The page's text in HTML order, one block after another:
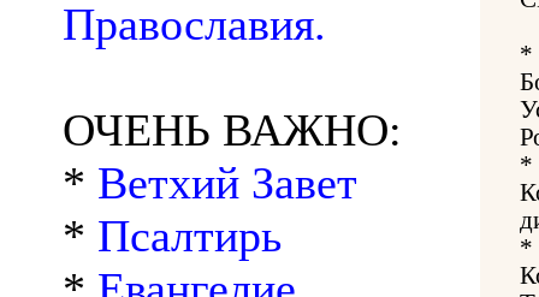
Православия.
ОЧЕНЬ ВАЖНО:
* Ветхий Завет
* Псалтирь
*
*
*